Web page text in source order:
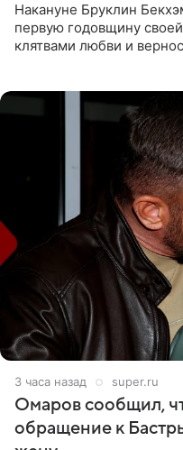
Накануне Бруклин
первую годовщину
клятвами любви и
3 часа назад super.ru
Омаров сообщил,
обращение к